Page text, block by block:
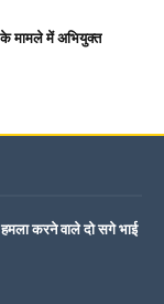
के मामले में अभियुक्त
करने वाले दो सगे भाई